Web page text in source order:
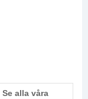
Se alla våra